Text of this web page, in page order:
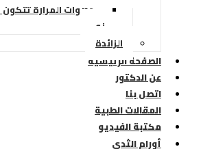
حصوات المرارة تتكون
الزائدة
الصفحة الرئيسية
عن الدكتور
اتصل بنا
المقالات الطبية
مكتبة الفيديو
أورام الثدي